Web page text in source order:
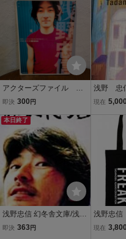
ボックスさん？
アクターズファイル 浅
野忠信 asano tadanobu
肌男と桃尻女 白痴 ね
じ式 バタ足金魚
即決 300 円
浅野
イン入り
現在 5,000
本日終了
浅野忠信 幻冬舎文庫/浅野
忠信(著者)
即決 363 円
浅野忠信
覧会
現在 3,800